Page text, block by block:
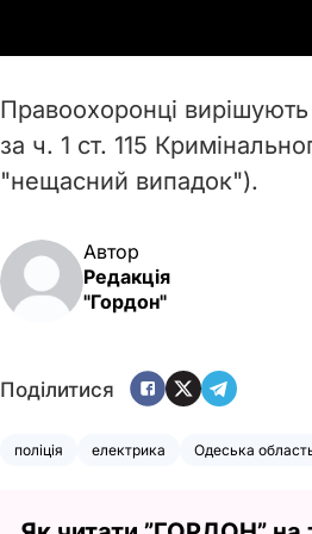
Правоохоронці
за ч. 1 ст. 115
"нещасний випадок").
Автор
Редакція
"Гордон"
Поділитися
поліція електрика Одеська